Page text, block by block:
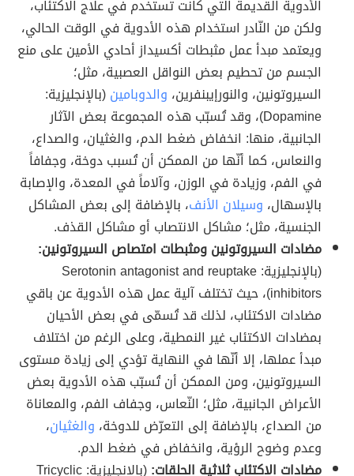
الأدوية القديمة التي كانت تستخدم في علاج الاكتئاب،
ولكن من النّادر استخدام هذه الأدوية في الوقت الحالي،
ويعتمد مبدأ عمل مثبطات أكسيداز أحادي الأمين على منع
الجسم من تحطيم بعض النواقل العصبية، مثل؛
السيروتونين، والنورإيبنفرين، والدوبامين(بالإنجليزية:
Dopamine)، وقد تُسبّب هذه المجموعة بعض الآثار
الجانبية، منها: انخفاض ضغط الدم، والغثيان، والصداع،
والنعاس، كما أنّها من الممكن أن تُسبب دوخة، وجفافاً
في الفم، وزيادة في الوزن، وآلاماً في المعدة، والإصابة
بالإسهال، وسيلان الأنف، بالإضافة إلى بعض المشاكل
الجنسية، مثل؛ مشاكل الانتصاب أو مشاكل القذف.
مضادات السيروتونين ومثبطات امتصاص السيروتونين:
(بالإنجليزية: Serotonin antagonist and reuptake
inhibitors)، حيث تختلف آلية عمل هذه الأدوية عن باقي
مضادات الاكتئاب، لذلك قد تُسمّى في بعض الأحيان
بمضادات الاكتئاب غير النمطية، وعلى الرغم من اختلاف
مبدأ عملها، إلا أنّها في النهاية تؤدي إلى زيادة مستوى
السيروتونين، ومن الممكن أن تُسبّب هذه الأدوية بعض
الأعراض الجانبية، مثل؛ النّعاس، وجفاف الفم، والمعاناة
من الصداع، بالإضافة إلى التعرّض للدوخة، والغثيان،
وعدم وضوح الرؤية، وانخفاض في ضغط الدم.
مضادات الاكتئاب ثلاثية الحلقات:
(بالإنجليزية: Tricyclic